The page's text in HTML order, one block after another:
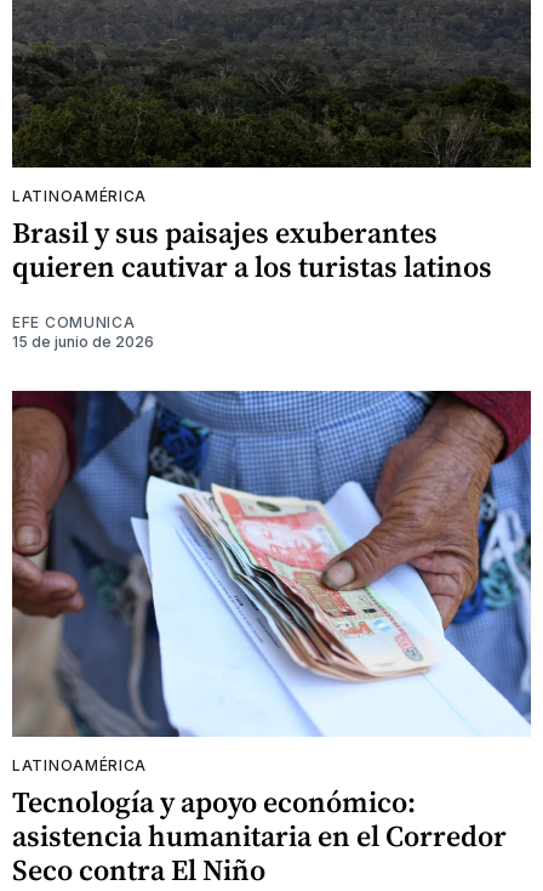
LATINOAMÉRICA
Brasil y sus paisajes exuberantes
quieren cautivar a los turistas latinos
EFE COMUNICA
15 de junio de 2026
LATINOAMÉRICA
Tecnología y apoyo económico:
asistencia humanitaria en el Corredor
Seco contra El Niño